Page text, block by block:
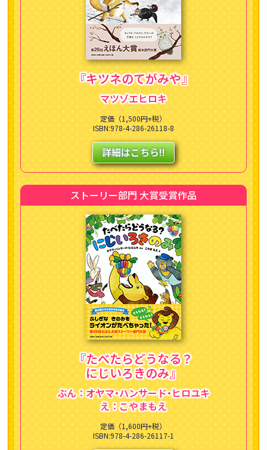
『キツネのてがみや』
マツゾエヒロキ
定価（1,500円+税）
ISBN:978-4-286-26118-8
詳細はこちら!!
ストーリー部門 大賞受賞作品
『たべたらどうなる？
にじいろきのみ』
ぶん：オヤマ・ハンサード・ヒロユキ
え：こやまもえ
定価（1,600円+税）
ISBN:978-4-286-26117-1